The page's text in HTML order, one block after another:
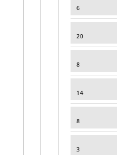
6
20
8
14
8
3